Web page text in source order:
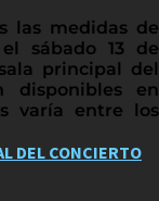
las medidas de
sábado 13 de
principal del
disponibles en
varía entre los
DEL CONCIERTO